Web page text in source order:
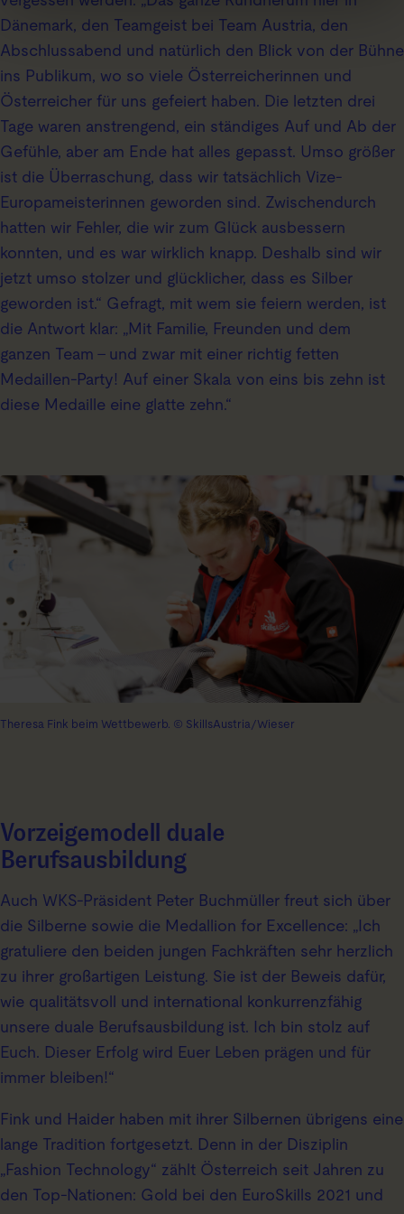
Dänemark, den Teamgeist bei Team Austria, den
Abschlussabend und natürlich den Blick von der Bühne
ins Publikum, wo so viele Österreicherinnen und
Österreicher für uns gefeiert haben. Die letzten drei
Tage waren anstrengend, ein ständiges Auf und Ab der
Gefühle, aber am Ende hat alles gepasst. Umso größer
ist die Überraschung, dass wir tatsächlich Vize-
Europameisterinnen geworden sind. Zwischendurch
hatten wir Fehler, die wir zum Glück ausbessern
konnten, und es war wirklich knapp. Deshalb sind wir
jetzt umso stolzer und glücklicher, dass es Silber
geworden ist.“ Gefragt, mit wem sie feiern werden, ist
die Antwort klar: „Mit Familie, Freunden und dem
ganzen Team – und zwar mit einer richtig fetten
Medaillen-Party! Auf einer Skala von eins bis zehn ist
diese Medaille eine glatte zehn.“
Theresa Fink beim Wettbewerb. © SkillsAustria/Wieser
Vorzeigemodell duale
Berufsausbildung
Auch WKS-Präsident Peter Buchmüller freut sich über
die Silberne sowie die Medallion for Excellence: „Ich
gratuliere den beiden jungen Fachkräften sehr herzlich
zu ihrer großartigen Leistung. Sie ist der Beweis dafür,
wie qualitätsvoll und international konkurrenzfähig
unsere duale Berufsausbildung ist. Ich bin stolz auf
Euch. Dieser Erfolg wird Euer Leben prägen und für
immer bleiben!“
Fink und Haider haben mit ihrer Silbernen übrigens eine
lange Tradition fortgesetzt. Denn in der Disziplin
„Fashion Technology“ zählt Österreich seit Jahren zu
den Top-Nationen: Gold bei den EuroSkills 2021 und